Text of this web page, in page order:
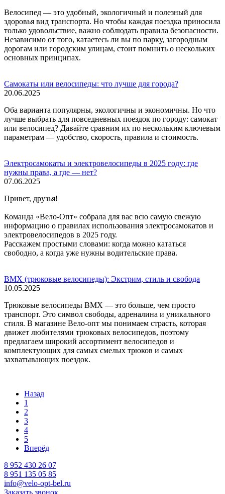
Велосипед — это удобный, экологичный и полезный для
здоровья вид транспорта. Но чтобы каждая поездка приносила
только удовольствие, важно соблюдать правила безопасности.
Независимо от того, катаетесь ли вы по парку, загородным
дорогам или городским улицам, стоит помнить о нескольких
основных принципах.
Самокаты или велосипеды: что лучше для города?
20.06.2025
Оба варианта популярны, экологичны и экономичны. Но что
лучше выбрать для повседневных поездок по городу: самокат
или велосипед? Давайте сравним их по нескольким ключевым
параметрам — удобство, скорость, правила и стоимость.
Электросамокаты и электровелосипеды в 2025 году: где
нужны права, а где — нет?
07.06.2025
Привет, друзья!
Команда «Вело‑Опт» собрала для вас всю самую свежую
информацию о правилах использования электросамокатов и
электровелосипедов в 2025 году.
Расскажем простыми словами: когда можно кататься
свободно, а когда уже нужны водительские права.
BMX (трюковые велосипеды): Экстрим, стиль и свобода
10.05.2025
Трюковые велосипеды BMX — это больше, чем просто
транспорт. Это символ свободы, адреналина и уникального
стиля. В магазине Вело-опт мы понимаем страсть, которая
движет любителями трюковых велосипедов, поэтому
предлагаем широкий ассортимент велосипедов и
комплектующих для самых смелых трюков и самых
захватывающих поездок.
Назад
1
2
3
4
5
Вперёд
8 952 430 26 07
8 951 135 05 85
info@velo-opt-bel.ru
Заказать звонок